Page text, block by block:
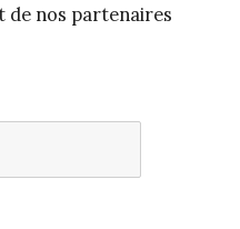
nos partenaires